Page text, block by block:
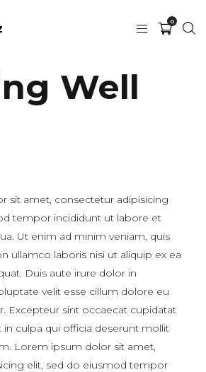
0
Well
sit amet, consectetur adipisicing
tempor incididunt ut labore et
Ut enim ad minim veniam, quis
ullamco laboris nisi ut aliquip ex ea
Duis aute irure dolor in
velit esse cillum dolore eu
Excepteur sint occaecat cupidatat
culpa qui officia deserunt mollit
Lorem ipsum dolor sit amet,
elit, sed do eiusmod tempor